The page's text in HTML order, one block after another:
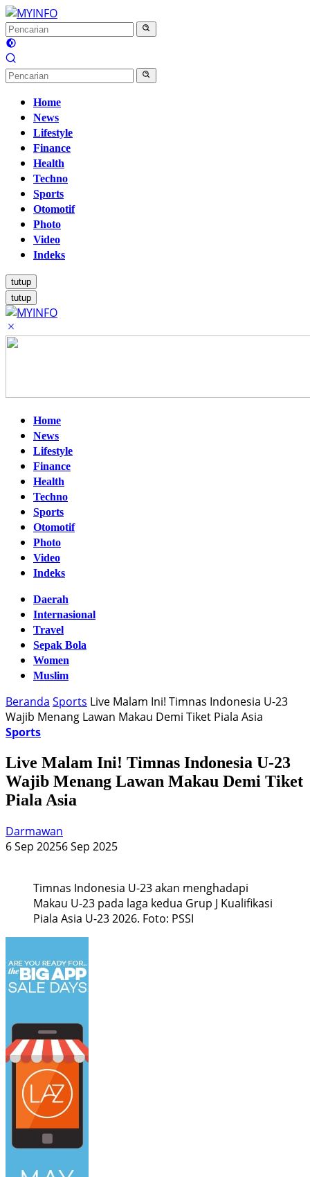
Langsung
ke
konten
Home
News
Lifestyle
Finance
Health
Techno
Sports
Otomotif
Photo
Video
Indeks
tutup
tutup
Home
News
Lifestyle
Finance
Health
Techno
Sports
Otomotif
Photo
Video
Indeks
Daerah
Internasional
Travel
Sepak Bola
Women
Muslim
Beranda Sports Live Malam Ini! Timnas Indonesia U-23
Wajib Menang Lawan Makau Demi Tiket Piala Asia
Sports
Live Malam Ini! Timnas Indonesia U-23
Wajib Menang Lawan Makau Demi Tiket
Piala Asia
Darmawan
6 Sep 20256 Sep 2025
Timnas Indonesia U-23 akan menghadapi
Makau U-23 pada laga kedua Grup J Kualifikasi
Piala Asia U-23 2026. Foto: PSSI